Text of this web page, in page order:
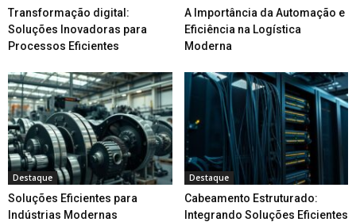
Transformação digital:
Soluções Inovadoras para
Processos Eficientes
A Importância da Automação e
Eficiência na Logística
Moderna
Destaque
Soluções Eficientes para
Indústrias Modernas
Destaque
Cabeamento Estruturado:
Integrando Soluções Eficientes